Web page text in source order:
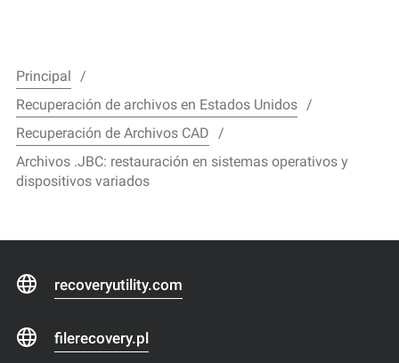
Principal
Recuperación de archivos en Estados Unidos
Recuperación de Archivos CAD
Archivos .JBC: restauración en sistemas operativos y
dispositivos variados
recoveryutility.com
filerecovery.pl